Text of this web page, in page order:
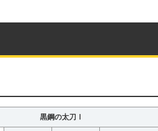
黒鋼の太刀Ⅰ